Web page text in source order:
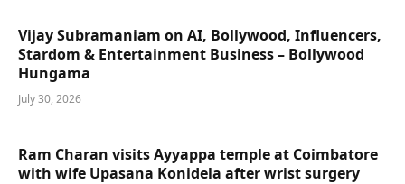
Vijay Subramaniam on AI, Bollywood, Influencers,
Stardom & Entertainment Business – Bollywood
Hungama
July 30, 2026
Ram Charan visits Ayyappa temple at Coimbatore
with wife Upasana Konidela after wrist surgery